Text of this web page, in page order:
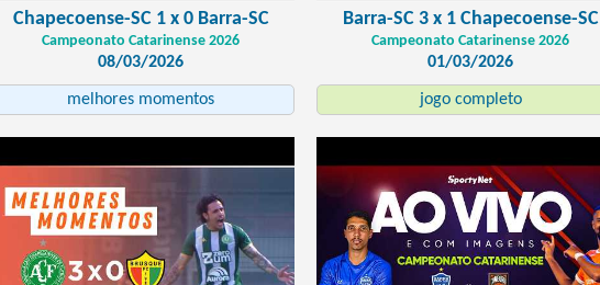
Chapecoense-SC 1 x 0 Barra-SC
Campeonato Catarinense 2026
08/03/2026
melhores momentos
Barra-SC 3 x 1 Chapecoense-SC
Campeonato Catarinense 2026
01/03/2026
jogo completo